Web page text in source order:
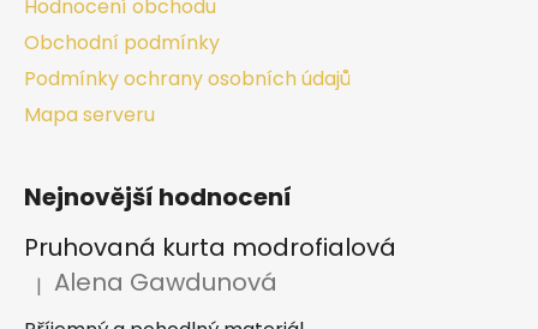
Hodnocení obchodu
Obchodní podmínky
Podmínky ochrany osobních údajů
Mapa serveru
Nejnovější hodnocení
Pruhovaná kurta modrofialová
Hodnocení produktu je 5 z 5 hvězdiček.
| Alena Gawdunová